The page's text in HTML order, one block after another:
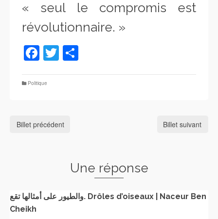
« seul le compromis est
révolutionnaire. »
Facebook
Twitter
Politique
Billet précédent Billet suivant
Une réponse
والطيور على أمثالها تقع. Drôles d’oiseaux | Naceur Ben
Cheikh